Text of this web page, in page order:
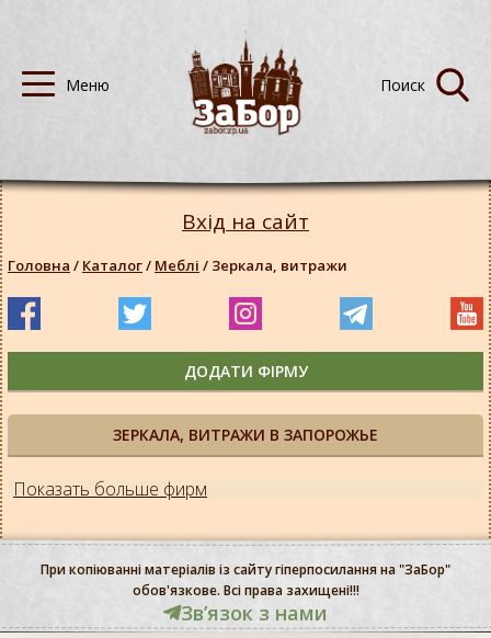
ЗЕРКАЛА, ВИТРАЖИ В ЗАПОРОЖЬЕ
Показать больше фирм
Вхід на сайт
Головна / Каталог/ Меблі / Зеркала, витражи
ДОДАТИ ФІРМУ
При копіюванні матеріалів із сайту гіперпосилання на "ЗаБор"
обов'язкове. Всі права захищені!!!
Звʼязок з нами